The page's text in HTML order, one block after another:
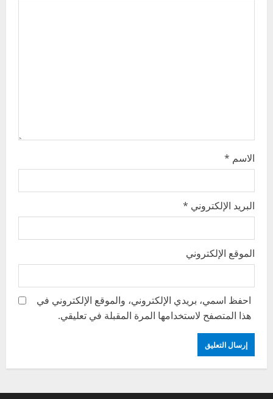
الاسم *
البريد الإلكتروني *
الموقع الإلكتروني
احفظ اسمي، بريدي الإلكتروني، والموقع الإلكتروني في
هذا المتصفح لاستخدامها المرة المقبلة في تعليقي.